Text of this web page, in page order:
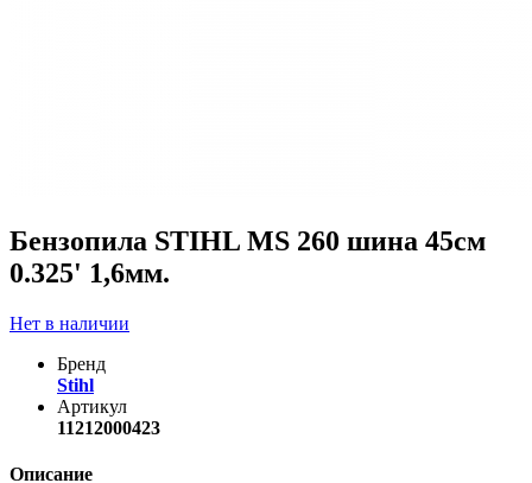
Бензопила STIHL MS 260 шина 45см
0.325' 1,6мм.
Нет в наличии
Бренд
Stihl
Артикул
11212000423
Описание